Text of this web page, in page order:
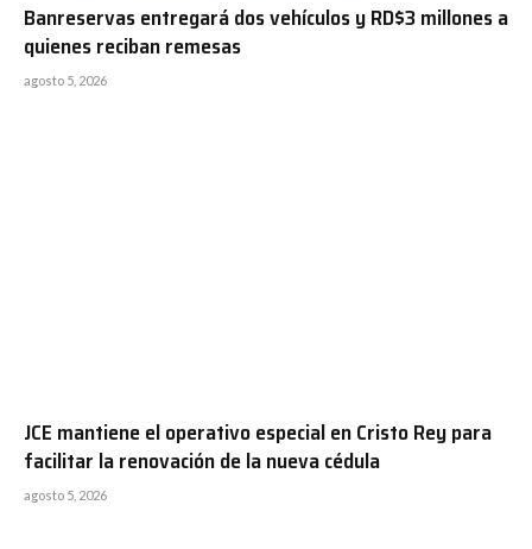
Banreservas entregará dos vehículos y RD$3 millones a
quienes reciban remesas
agosto 5, 2026
JCE mantiene el operativo especial en Cristo Rey para
facilitar la renovación de la nueva cédula
agosto 5, 2026